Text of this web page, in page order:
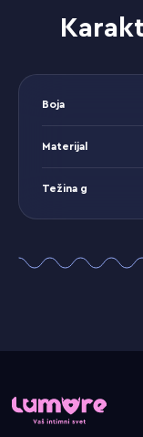
Boja
Materijal
Težina g